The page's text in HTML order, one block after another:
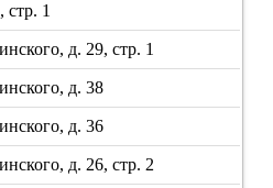
стр. 1
д. 29, стр. 1
д. 38
д. 36
д. 26, стр. 2